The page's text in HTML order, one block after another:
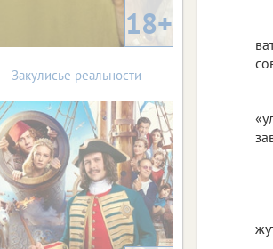
18+
Закулисье реальности